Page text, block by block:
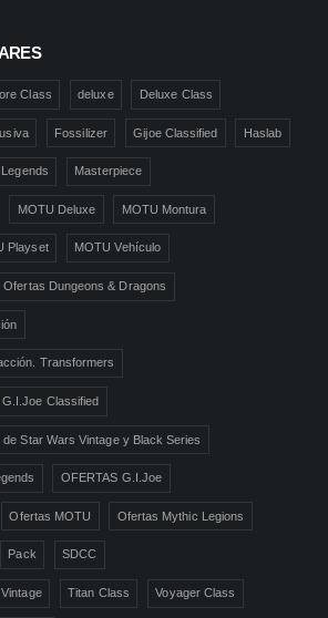
Class deluxe Deluxe Class
Fossilizer Gijoe Classified Haslab
Masterpiece
MOTU Deluxe MOTU Montura
Playset MOTU Vehículo
Ofertas Dungeons & Dragons
Transformers
Classified
Star Wars Vintage y Black Series
OFERTAS G.I.Joe
Ofertas MOTU Ofertas Mythic Legions
Pack SDCC
Titan Class Voyager Class